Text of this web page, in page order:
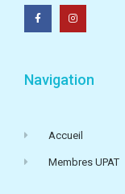
Navigation
Accueil
Membres UPAT